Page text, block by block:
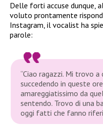
Delle forti accuse dunque,
voluto prontamente
Instagram, il vocalist ha
parole:
“Ciao ragazzi. Mi trovo
succedendo in queste
amareggiatissimo da
sentendo. Trovo di una
oggi fatti che fanno